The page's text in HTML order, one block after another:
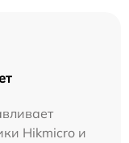
Hikmicro и